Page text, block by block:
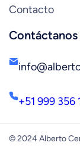
Contacto
Contáctanos
+51 999 356
© 2024 Alberto